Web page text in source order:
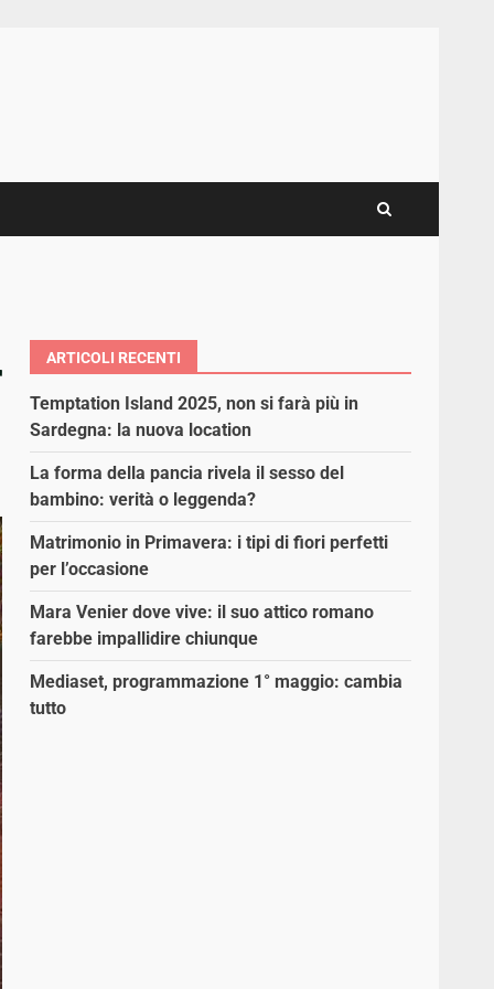
ARTICOLI RECENTI
Temptation Island 2025, non si farà più in
Sardegna: la nuova location
La forma della pancia rivela il sesso del
bambino: verità o leggenda?
Matrimonio in Primavera: i tipi di fiori perfetti
per l’occasione
Mara Venier dove vive: il suo attico romano
farebbe impallidire chiunque
Mediaset, programmazione 1° maggio: cambia
tutto